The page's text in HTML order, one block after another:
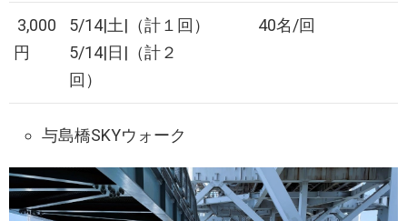
3,000
円
5/14|土|（計１回）
5/14|日|（計２
回）
40名/回
与島橋SKYウォーク